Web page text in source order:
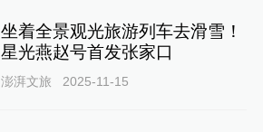
坐着全景观光旅游列车去滑雪！
星光燕赵号首发张家口
澎湃文旅 2025-11-15